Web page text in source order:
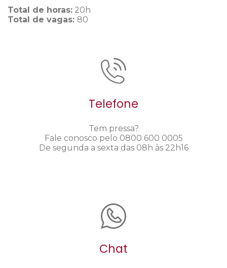
Total de horas: 20h
Total de vagas: 80
Telefone
Tem pressa?
Fale conosco pelo 0800 600 0005
De segunda a sexta das 08h às 22h16
Chat